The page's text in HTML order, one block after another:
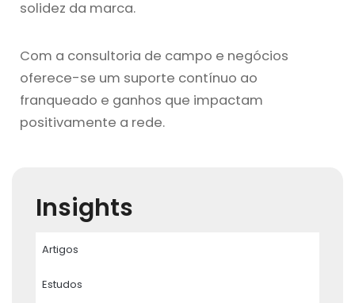
solidez da marca.
Com a consultoria de campo e negócios
oferece-se um suporte contínuo ao
franqueado e ganhos que impactam
positivamente a rede.
Insights
Artigos
Estudos